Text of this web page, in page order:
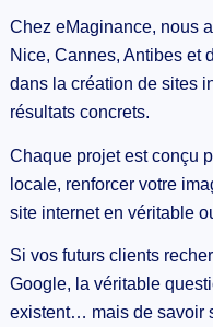
Chez eMaginance, nous
Nice, Cannes, Antibes et
dans la création de sites
résultats concrets.
Chaque projet est conçu
locale, renforcer votre
site internet en véritable
Si vos futurs clients
Google, la véritable
existent… mais de savoir